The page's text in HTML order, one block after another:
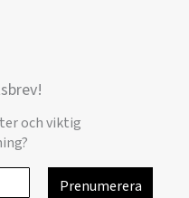
och viktig